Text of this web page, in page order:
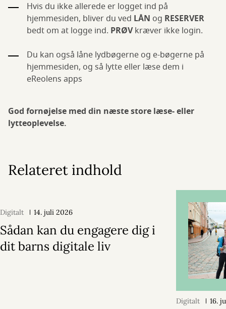
Hvis du ikke allerede er logget ind på
hjemmesiden, bliver du ved LÅN og RESERVER
bedt om at logge ind. PRØVkræver ikke login.
Du kan også låne lydbøgerne og e-bøgerne på
hjemmesiden, og så lytte eller læse dem i
eReolens apps
God fornøjelse med din næste store læse- eller
lytteoplevelse.
Relateret indhold
Digitalt 14. juli 2026
Sådan kan du engagere dig i
dit barns digitale liv
Digitalt 16.